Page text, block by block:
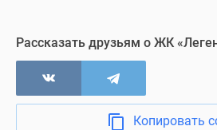
Рассказать друзьям о ЖК
Копировать